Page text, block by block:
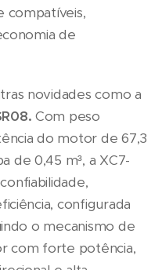
compatíveis,
de
novidades como a
Com peso
do motor de 67,3
de 0,45 m³, a XC7-
configurada
o mecanismo de
com forte potência,